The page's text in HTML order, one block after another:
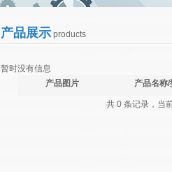
产品展示 products
暂时没有信息
产品图片
产品名称/
共 0 条记录，当